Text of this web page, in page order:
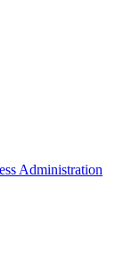
Administration